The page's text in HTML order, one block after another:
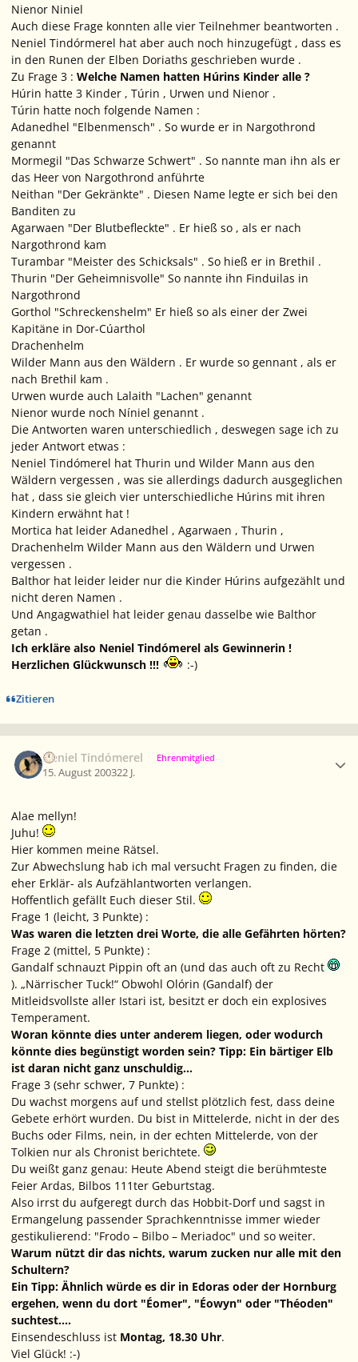
Nienor Niniel
Auch diese Frage konnten alle vier Teilnehmer beantworten .
Neniel Tindórmerel hat aber auch noch hinzugefügt , dass es
in den Runen der Elben Doriaths geschrieben wurde .
Zu Frage 3 : Welche Namen hatten Húrins Kinder alle ?
Húrin hatte 3 Kinder , Túrin , Urwen und Nienor .
Túrin hatte noch folgende Namen :
Adanedhel "Elbenmensch" . So wurde er in Nargothrond
genannt
Mormegil "Das Schwarze Schwert" . So nannte man ihn als er
das Heer von Nargothrond anführte
Neithan "Der Gekränkte" . Diesen Name legte er sich bei den
Banditen zu
Agarwaen "Der Blutbefleckte" . Er hieß so , als er nach
Nargothrond kam
Turambar "Meister des Schicksals" . So hieß er in Brethil .
Thurin "Der Geheimnisvolle" So nannte ihn Finduilas in
Nargothrond
Gorthol "Schreckenshelm" Er hieß so als einer der Zwei
Kapitäne in Dor-Cúarthol
Drachenhelm
Wilder Mann aus den Wäldern . Er wurde so gennant , als er
nach Brethil kam .
Urwen wurde auch Lalaith "Lachen" genannt
Nienor wurde noch Níniel genannt .
Die Antworten waren unterschiedlich , deswegen sage ich zu
jeder Antwort etwas :
Neniel Tindómerel hat Thurin und Wilder Mann aus den
Wäldern vergessen , was sie allerdings dadurch ausgeglichen
hat , dass sie gleich vier unterschiedliche Húrins mit ihren
Kindern erwähnt hat !
Mortica hat leider Adanedhel , Agarwaen , Thurin ,
Drachenhelm Wilder Mann aus den Wäldern und Urwen
vergessen .
Balthor hat leider leider nur die Kinder Húrins aufgezählt und
nicht deren Namen .
Und Angagwathiel hat leider genau dasselbe wie Balthor
getan .
Ich erkläre also Neniel Tindómerel als Gewinnerin !
Herzlichen Glückwunsch !!!
:-)
Zitieren
Neniel Tindómerel Ehrenmitglied
15. August 200322 J.
Alae mellyn!
Juhu!
Hier kommen meine Rätsel.
Zur Abwechslung hab ich mal versucht Fragen zu finden, die
eher Erklär- als Aufzählantworten verlangen.
Hoffentlich gefällt Euch dieser Stil.
Frage 1 (leicht, 3 Punkte) :
Was waren die letzten drei Worte, die alle Gefährten hörten?
Frage 2 (mittel, 5 Punkte) :
Gandalf schnauzt Pippin oft an (und das auch oft zu Recht
). „Närrischer Tuck!“ Obwohl Olórin (Gandalf) der
Mitleidsvollste aller Istari ist, besitzt er doch ein explosives
Temperament.
Woran könnte dies unter anderem liegen, oder wodurch
könnte dies begünstigt worden sein? Tipp: Ein bärtiger Elb
ist daran nicht ganz unschuldig...
Frage 3 (sehr schwer, 7 Punkte) :
Du wachst morgens auf und stellst plötzlich fest, dass deine
Gebete erhört wurden. Du bist in Mittelerde, nicht in der des
Buchs oder Films, nein, in der echten Mittelerde, von der
Tolkien nur als Chronist berichtete.
Du weißt ganz genau: Heute Abend steigt die berühmteste
Feier Ardas, Bilbos 111ter Geburtstag.
Also irrst du aufgeregt durch das Hobbit-Dorf und sagst in
Ermangelung passender Sprachkenntnisse immer wieder
gestikulierend: "Frodo – Bilbo – Meriadoc" und so weiter.
Warum nützt dir das nichts, warum zucken nur alle mit den
Schultern?
Ein Tipp: Ähnlich würde es dir in Edoras oder der Hornburg
ergehen, wenn du dort "Éomer", "Éowyn" oder "Théoden"
suchtest....
Einsendeschluss ist Montag, 18.30 Uhr.
Viel Glück! :-)